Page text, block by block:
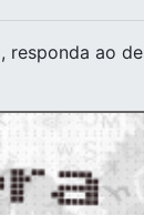
, responda ao